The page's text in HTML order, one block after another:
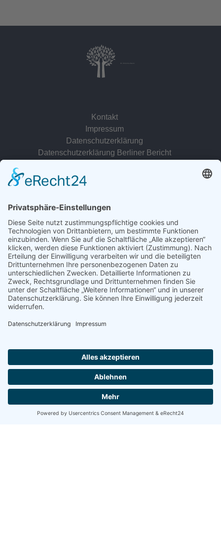
Dr. Christina Baum
Kontakt
Impressum
Datenschutzerklärung
Datenschutzerklärung Berliner Bericht
© 2022 - 2026 Dr. Christina Baum. Alle Rechte vorbehalten.